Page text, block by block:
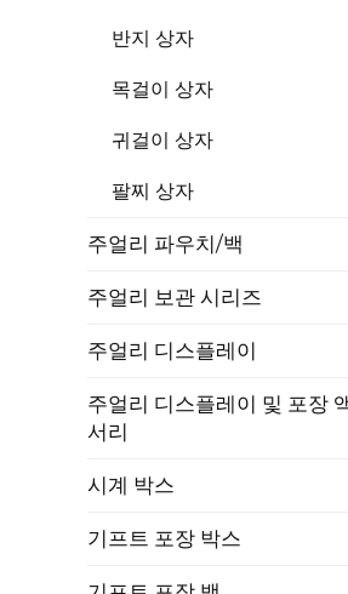
반지 상자
목걸이 상자
귀걸이 상자
팔찌 상자
주얼리 파우치/백
주얼리 보관 시리즈
주얼리 디스플레이
주얼리 디스플레이 및 포장
서리
시계 박스
기프트 포장 박스